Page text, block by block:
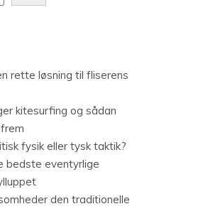
rette løsning til fliserens
kitesurfing og sådan
fysik eller tysk taktik?
bedste eventyrlige
den traditionelle